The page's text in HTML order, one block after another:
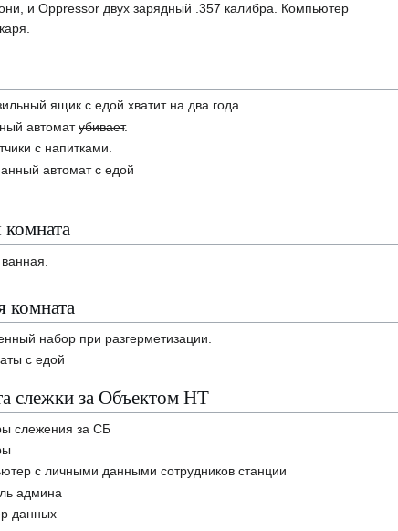
и Oppressor двух зарядный .357 калибра. Компьютер
ящик с едой хватит на два года.
автоматубивает.
с напитками.
автомат с едой
комната
набор при разгерметизации.
с едой
слежки за Объектом НТ
слежения за СБ
с личными данными сотрудников станции
админа
данных